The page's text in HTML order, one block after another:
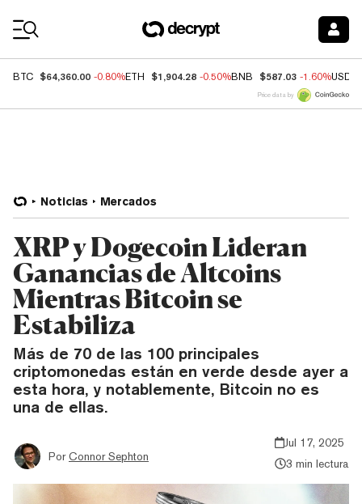
BTC $64,360.00 -0.80%ETH $1,904.28 -0.50%BNB $587.03 -1.60%USDC
Price data by
Noticias Mercados
XRP y Dogecoin Lideran
Ganancias de Altcoins
Mientras Bitcoin se
Estabiliza
Más de 70 de las 100 principales
criptomonedas están en verde desde ayer a
esta hora, y notablemente, Bitcoin no es
una de ellas.
Por Connor Sephton
Jul 17, 2025
3 min lectura